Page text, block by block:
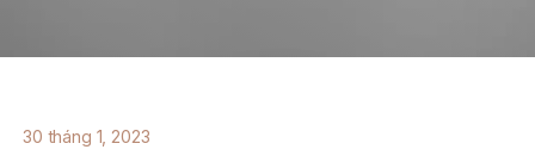
30 tháng 1, 2023